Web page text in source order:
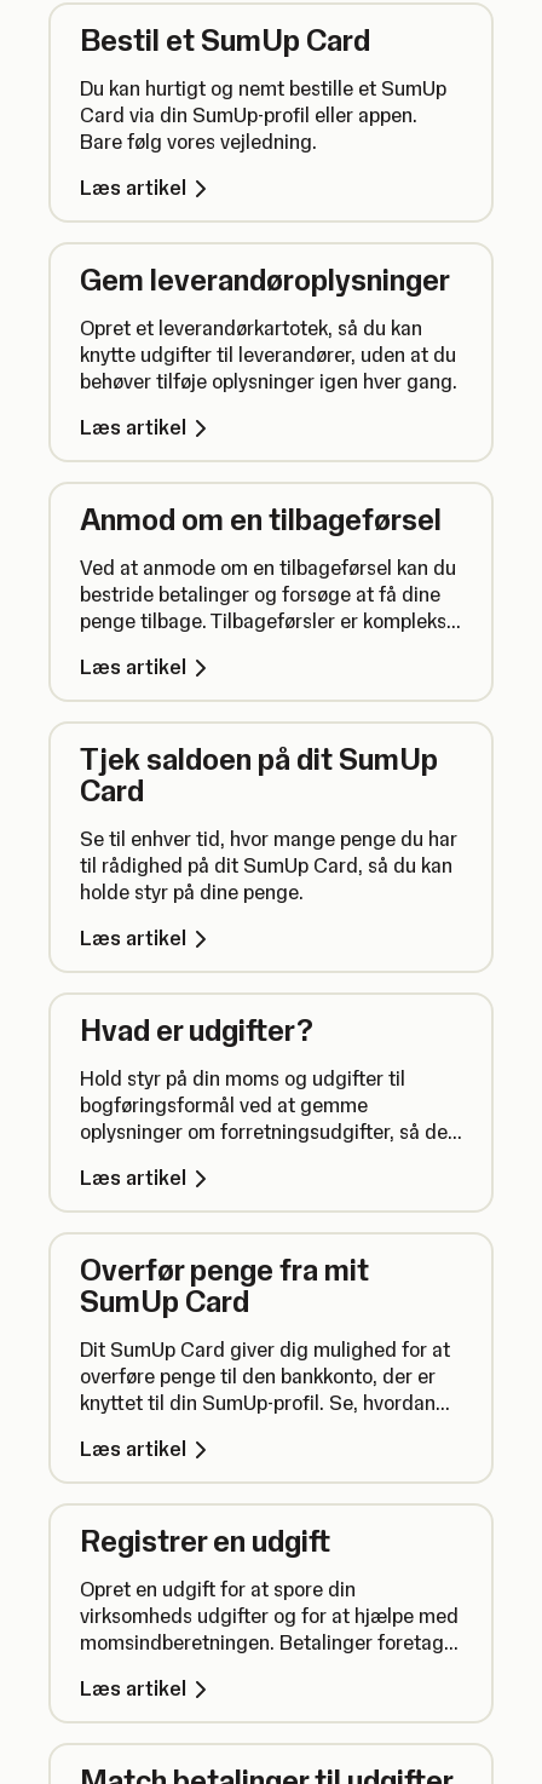
Bestil et SumUp Card
Du kan hurtigt og nemt bestille et SumUp
Card via din SumUp-profil eller appen.
Bare følg vores vejledning.
Læs artikel
Gem leverandøroplysninger
Opret et leverandørkartotek, så du kan
knytte udgifter til leverandører, uden at du
behøver tilføje oplysninger igen hver gang.
Læs artikel
Anmod om en tilbageførsel
Ved at anmode om en tilbageførsel kan du
bestride betalinger og forsøge at få dine
penge tilbage. Tilbageførsler er komplekse,
vide.
Læs artikel
Tjek saldoen på dit SumUp
Card
Se til enhver tid, hvor mange penge du har
til rådighed på dit SumUp Card, så du kan
holde styr på dine penge.
Læs artikel
Hvad er udgifter?
Hold styr på din moms og udgifter til
bogføringsformål ved at gemme
oplysninger om forretningsudgifter, så de
Læs artikel
Overfør penge fra mit
SumUp Card
Dit SumUp Card giver dig mulighed for at
overføre penge til den bankkonto, der er
knyttet til din SumUp-profil. Se, hvordan
hjælp af dit SumUp Card lige her.
Læs artikel
Registrer en udgift
Opret en udgift for at spore din
virksomheds udgifter og for at hjælpe med
momsindberetningen. Betalinger foretaget
Læs artikel